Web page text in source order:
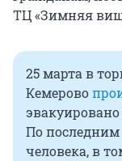
ТЦ «Зимняя
25 марта в
Кемерово
эвакуировано
По последним
человека, в